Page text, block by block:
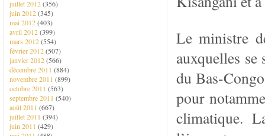
juillet 2012(356)
juin 2012(345)
mai 2012(403)
avril 2012(399)
mars 2012(554)
février 2012(507)
janvier 2012(566)
décembre 2011 (884)
novembre 2011 (899)
octobre 2011 (563)
septembre 2011 (540)
août 2011 (667)
juillet 2011 (394)
juin 2011 (429)
Le ministre
auxquelles
du Bas-
pour
climatique.